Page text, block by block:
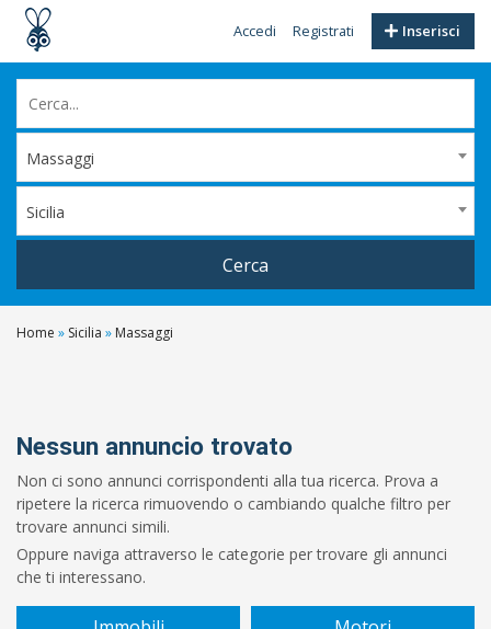
Inserisci
Accedi Registrati
Massaggi
Sicilia
Cerca
Home » Sicilia » Massaggi
Nessun annuncio trovato
Non ci sono annunci corrispondenti alla tua ricerca. Prova a
ripetere la ricerca rimuovendo o cambiando qualche filtro per
trovare annunci simili.
Oppure naviga attraverso le categorie per trovare gli annunci
che ti interessano.